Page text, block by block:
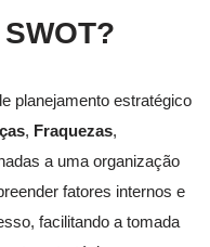
planejamento estratégico
, Fraquezas,
a uma organização
fatores internos e
facilitando a tomada